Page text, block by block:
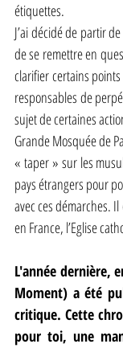
étiquettes.
J’ai décidé de partir de
de se remettre en
clarifier certains
responsables de
sujet de certaines
Grande Mosquée de
« taper » sur les
pays étrangers pour
avec ces démarches.
en France, l’Eglise
L'année dernière,
Moment) a été
critique. Cette
pour toi, une